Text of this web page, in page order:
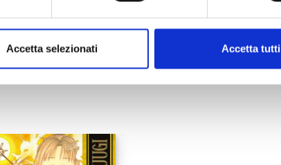
Accetta selezionati Accetta tutti
Mostra tutto